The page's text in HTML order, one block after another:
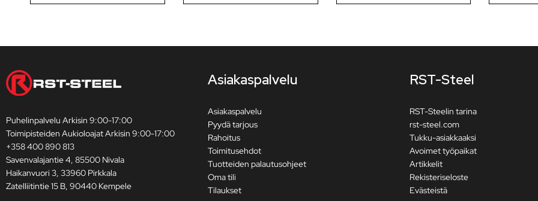
Puhelinpalvelu Arkisin 9:00-17:00
Toimipisteiden Aukioloajat Arkisin 9:00-17:00
+358 400 890 813
Savenvalajantie 4, 85500 Nivala
Haikanvuori 3, 33960 Pirkkala
Zatelliitintie 15 B, 90440 Kempele
Asiakaspalvelu
Asiakaspalvelu
Pyydä tarjous
Rahoitus
Toimitusehdot
Tuotteiden palautusohjeet
Oma tili
Tilaukset
RST-Steel
RST-Steelin tarina
rst-steel.com
Tukku-asiakkaaksi
Avoimet työpaikat
Artikkelit
Rekisteriseloste
Evästeistä